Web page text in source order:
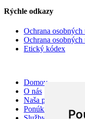
Rýchle odkazy
Ochrana
Ochrana
Etický kódex
Domov
O nás
Naša ponuka
Ponúknite nám